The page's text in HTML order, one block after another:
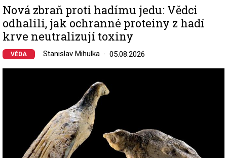
Nová zbraň proti hadímu jedu: Vědci
odhalili, jak ochranné proteiny z hadí
krve neutralizují toxiny
VĚDA Stanislav Mihulka 05.08.2026